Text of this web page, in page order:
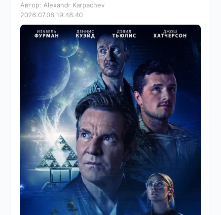
Автор: Alexandr Karpachev
2026.07.08 19:48:40